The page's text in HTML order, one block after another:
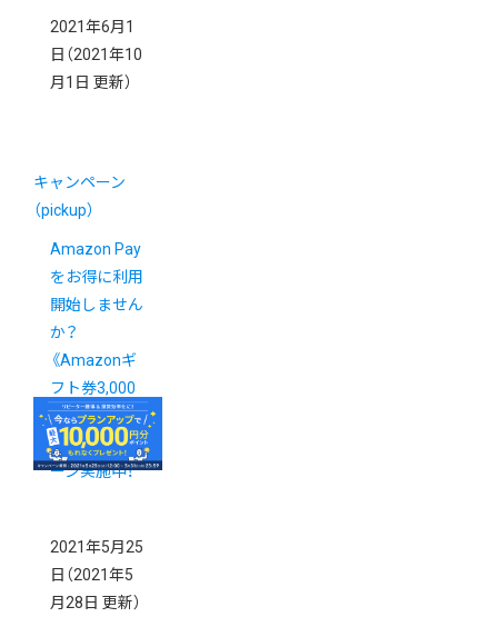
2021年6月1
日 （2021年10
月1日 更新）
キャンペーン
（pickup）
Amazon Pay
をお得に利用
開始しません
か？
《Amazonギ
フト券3,000
円分》プレゼ
ントキャンペ
ーン実施中！
2021年5月25
日 （2021年5
月28日 更新）